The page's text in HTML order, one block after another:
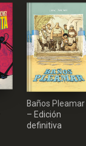
Baños Pleamar
– Edición
definitiva